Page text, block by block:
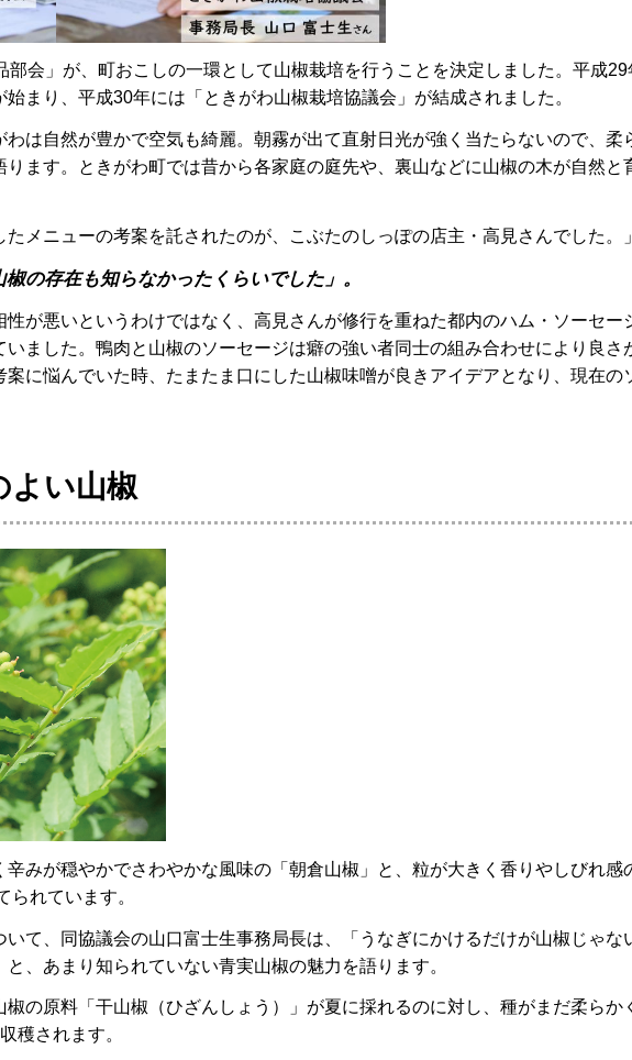
部会」が、町おこしの一環として山椒栽培を行うことを決定しました。平成
まり、平成30年には「ときがわ山椒栽培協議会」が結成されました。
は自然が豊かで空気も綺麗。朝霧が出て直射日光が強く当たらないので、柔
ます。ときがわ町では昔から各家庭の庭先や、裏山などに山椒の木が自然と
メニューの考案を託されたのが、こぶたのしっぽの店主・高見さんでした。」
の存在も知らなかったくらいでした」。
が悪いというわけではなく、高見さんが修行を重ねた都内のハム・ソーセー
ました。鴨肉と山椒のソーセージは癖の強い者同士の組み合わせにより良さ
に悩んでいた時、たまたま口にした山椒味噌が良きアイデアとなり、現在の
よい山椒
みが穏やかでさわやかな風味の「朝倉山椒」と、粒が大きく香りやしびれ感
られています。
て、同協議会の山口富士生事務局長は、「うなぎにかけるだけが山椒じゃな
、あまり知られていない青実山椒の魅力を語ります。
の原料「干山椒（ひざんしょう）」が夏に採れるのに対し、種がまだ柔らか
穫されます。